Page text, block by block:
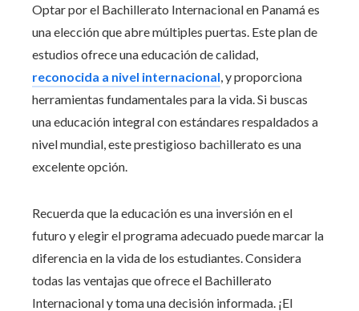
Optar por el Bachillerato Internacional en Panamá es
una elección que abre múltiples puertas. Este plan de
estudios ofrece una educación de calidad,
reconocida a nivel internacional , y proporciona
herramientas fundamentales para la vida. Si buscas
una educación integral con estándares respaldados a
nivel mundial, este prestigioso bachillerato es una
excelente opción.
Recuerda que la educación es una inversión en el
futuro y elegir el programa adecuado puede marcar la
diferencia en la vida de los estudiantes. Considera
todas las ventajas que ofrece el Bachillerato
Internacional y toma una decisión informada. ¡El